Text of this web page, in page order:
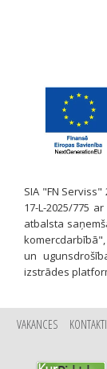
SIA "FN
17-L-2025/775
atbalsta
un
izstrādes
VAKANCES KONTAKTI